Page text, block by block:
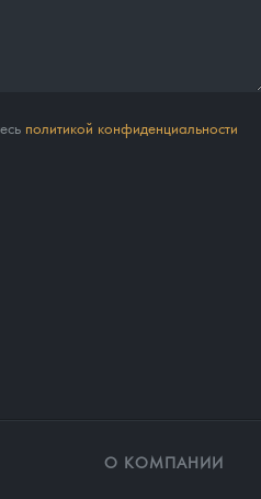
политикой конфиденциальности
О КОМПАНИИ